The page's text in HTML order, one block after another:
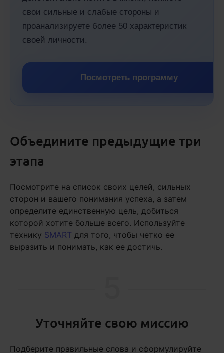
свои сильные и слабые стороны и
проанализируете более 50 характеристик
своей личности.
Посмотреть программу
Объедините предыдущие три
этапа
Посмотрите на список своих целей, сильных
сторон и вашего понимания успеха, а затем
определите единственную цель, добиться
которой хотите больше всего. Используйте
технику SMART для того, чтобы четко ее
выразить и понимать, как ее достичь.
Уточняйте свою миссию
Подберите правильные слова и сформулируйте